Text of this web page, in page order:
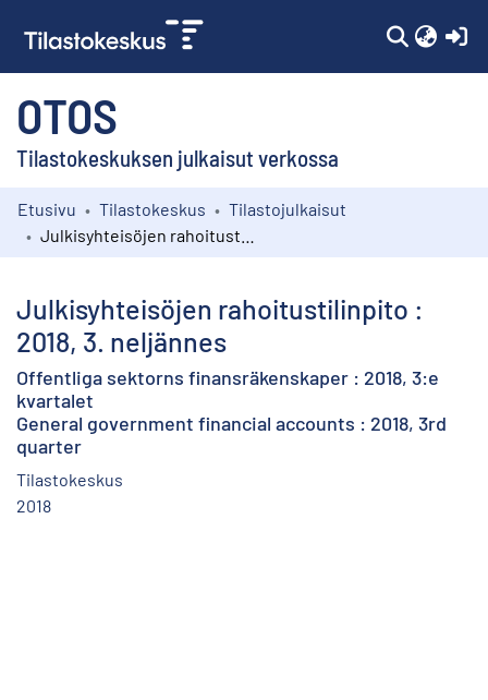
OTOS
Tilastokeskuksen julkaisut verkossa
Kokoelmat
Etusivu Tilastokeskus
Tilastojulkaisut
Julkisyhteisöjen rahoitustilinpito :
2018, 3. neljännes
Offentliga sektorns finansräkenskaper : 2018, 3:e
kvartalet
General government financial accounts : 2018, 3rd
quarter
Tilastokeskus
2018